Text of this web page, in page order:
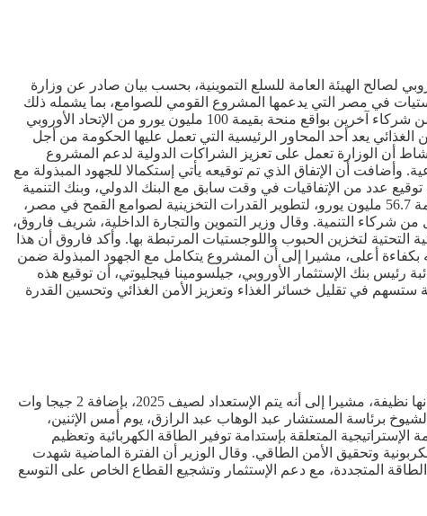
المرونة الغذائية بقيمة 90 مليون يورو من بنك الإستثمار الأوروبي لصالح الهيئة العامة للسلع التموينية، بحسب بيان صادر عن وزارة
في مصر التي يدعمها المشروع القومي للصوامع، بما يشمله ذلك
من إضطلاع الهيئة العامة للسلع التموينية بشراء القمح المستورد من الأسواق الدولية بغرض طحنه. ومن المقرر أن يتم تمويل المشروع من شركاء آخرين بواقع منحة بقيمة 100 مليون يورو من الإتحاد الأوروبي
أن الأمن الغذائي يعد أحد المحاور الرئيسية التي تعمل عليها الحكومة من أجل
أن الوزارة تعمل على تعزيز الشراكات الدولية لدعم المشروع
أن الإتفاق الذي تم توقيعه يأتي إستكمالا للجهود المبذولة مع
عدد من الإتفاقيات في وقت سابق مع البنك الدولي، وبنك التنمية
الأفريقي، من أجل دعم جهود الأمن الغذائي في مصر، كما تم توقيع منحة من الإتحاد الأوروبي خلال مؤتمر الإستثمار في يونيو الماضي بقيمة 56.7 مليون يورو، لتطوير القدرات التخزينية لصوامع القمح في مصر،
تم خلال عام 2021 وضع حجر أساس صومعة ميناء غرب بورسعيد بسعة تخزينية 100 ألف طن بتمويل من شركاء التنمية. وقال وزير التموين والتجارة الداخلية، شريف فاروق،
لتخزين الحبوب واللوجستيات المرتبطة بها. وأكد فاروق أن هذا
بكفاءة أعلى، مشيرا إلى أن المشروع يتكامل مع الجهود المبذولة ضمن
بنك الإستثمار الأوروبي، جيلسومينا فيجليوتي، أن توقيع هذه
ستسهم في تقليل خسائر الغذاء وتعزيز الأمن الغذائي وتحسين القدرة
أكد محمود عصمت، وزير الكهرباء والطاقة المتجددة المصري، أن كميات الكهرباء المنتجة من الطاقة المتجددة، تعد مكلفة ولكنها تتميز بأنها نظيفة، مشيرا إلى أنه يتم الإستعداد لصيف 2025، بإضافة 2 جيجا وات
برئاسة المستشار عبد الوهاب عبد الرازق، يوم أمس الإثنين،
المتعلقة بإستدامة توفير الطاقة الكهربائية وتعظيم
وتحقيق الأمن الطاقي. وقال الوزير أن الفترة الماضية شهدت
المتجددة، مع دعم الإستثمار وتشجيع القطاع الخاص على التوسع